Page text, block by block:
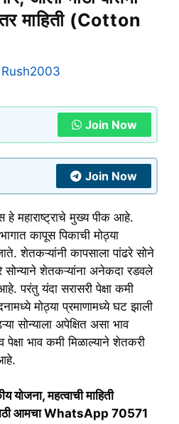
माहिती (Cotton
Rush2003
Join Now
Join Now
हे महाराष्ट्राचे मुख्य पीक आहे.
कापूस पिकाची मोठ्या
शेतकऱ्यांनी कापसाला पांढरे सोने
सोन्याने शेतकऱ्यांना अनेकदा रडवले
परंतु यंदा सरासरी पेक्षा कमी
मोठ्या प्रमाणामध्ये घट झाली
सोन्याला अपेक्षित असा भाव
पेक्षा भाव कमी मिळाल्याने शेतकरी
योजना, महत्वाची माहिती
आमचा WhatsApp 70571